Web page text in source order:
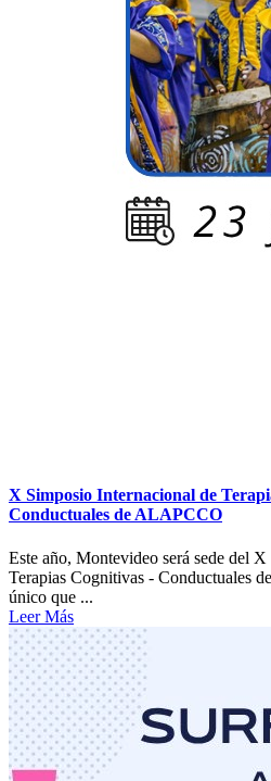
X Simposio Internacional de
Conductuales de ALAPCCO
Este año, Montevideo será sede del
Terapias Cognitivas - Conductuales
único que ...
Leer Más